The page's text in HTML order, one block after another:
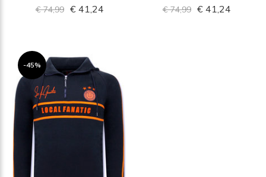
€ 74,99 € 41,24 € 74,99 € 41,24
-45%